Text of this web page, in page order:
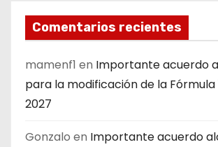
Comentarios recientes
mamenf1 en Importante acuerdo
para la modificación de la Fórmula
2027
Gonzalo en Importante acuerdo